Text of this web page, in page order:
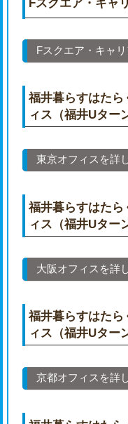
Fスクエア・キャ
Fスクエア・キャ
福井暮らすはた
ィス（福井Uター
東京オフィスを詳
福井暮らすはた
ィス（福井Uター
大阪オフィスを詳
福井暮らすはた
ィス（福井Uター
京都オフィスを詳